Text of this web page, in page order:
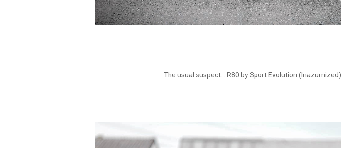
The usual suspect... R80 by Sport Evolution (Inazumized)